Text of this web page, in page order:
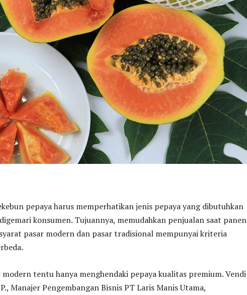
pepaya harus memperhatikan jenis pepaya yang dibutuhkan
konsumen. Tujuannya, memudahkan penjualan saat panen
pasar modern dan pasar tradisional mempunyai kriteria
modern tentu hanya menghendaki pepaya kualitas premium. Vendi
Manajer Pengembangan Bisnis PT Laris Manis Utama,